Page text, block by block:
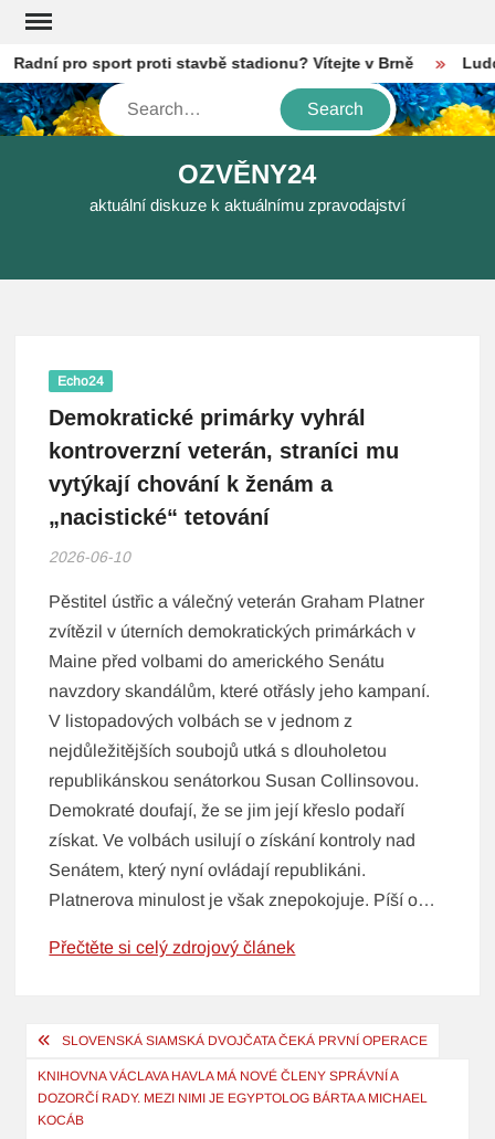
Skip
content
pro sport proti stavbě stadionu? Vítejte v Brně
Search
OZVĚNY24
aktuální diskuze k aktuálnímu zpravodajství
Echo24
Demokratické primárky vyhrál
kontroverzní veterán, straníci mu
vytýkají chování k ženám a
„nacistické“ tetování
2026-06-10
Pěstitel ústřic a válečný veterán Graham Platner
zvítězil v úterních demokratických primárkách v
Maine před volbami do amerického Senátu
navzdory skandálům, které otřásly jeho kampaní.
V listopadových volbách se v jednom z
nejdůležitějších soubojů utká s dlouholetou
republikánskou senátorkou Susan Collinsovou.
Demokraté doufají, že se jim její křeslo podaří
získat. Ve volbách usilují o získání kontroly nad
Senátem, který nyní ovládají republikáni.
Platnerova minulost je však znepokojuje. Píší o…
Přečtěte si celý zdrojový článek
Navigace
pro
příspěvek
SLOVENSKÁ SIAMSKÁ DVOJČATA ČEKÁ PRVNÍ OPERACE
KNIHOVNA VÁCLAVA HAVLA MÁ NOVÉ ČLENY SPRÁVNÍ A
DOZORČÍ RADY. MEZI NIMI JE EGYPTOLOG BÁRTA A MICHAEL
KOCÁB